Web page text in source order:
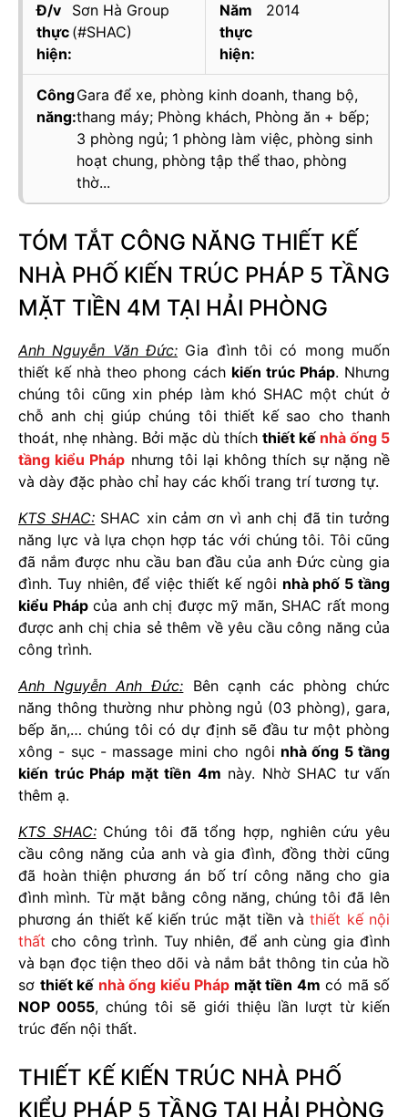
Đ/v
thực
hiện:
Sơn Hà Group
(#SHAC)
Năm
thực
hiện:
2014
Công
năng:
Gara để xe, phòng kinh doanh, thang bộ,
thang máy; Phòng khách, Phòng ăn + bếp;
3 phòng ngủ; 1 phòng làm việc, phòng sinh
hoạt chung, phòng tập thể thao, phòng
thờ...
TÓM TẮT CÔNG NĂNG THIẾT KẾ
NHÀ PHỐ KIẾN TRÚC PHÁP 5 TẦNG
MẶT TIỀN 4M TẠI HẢI PHÒNG
Anh Nguyễn Văn Đức: Gia đình tôi có mong muốn
thiết kế nhà theo phong cách kiến trúc Pháp. Nhưng
chúng tôi cũng xin phép làm khó SHAC một chút ở
chỗ anh chị giúp chúng tôi thiết kế sao cho thanh
thoát, nhẹ nhàng. Bởi mặc dù thích thiết kế nhà ống 5
tầng kiểu Pháp nhưng tôi lại không thích sự nặng nề
và dày đặc phào chỉ hay các khối trang trí tương tự.
KTS SHAC: SHAC xin cảm ơn vì anh chị đã tin tưởng
năng lực và lựa chọn hợp tác với chúng tôi. Tôi cũng
đã nắm được nhu cầu ban đầu của anh Đức cùng gia
đình. Tuy nhiên, để việc thiết kế ngôi nhà phố 5 tầng
kiểu Phápcủa anh chị được mỹ mãn, SHAC rất mong
được anh chị chia sẻ thêm về yêu cầu công năng của
công trình.
Anh Nguyễn Anh Đức: Bên cạnh các phòng chức
năng thông thường như phòng ngủ (03 phòng), gara,
bếp ăn,… chúng tôi có dự định sẽ đầu tư một phòng
xông - sục - massage mini cho ngôi nhà ống 5 tầng
kiến trúc Pháp mặt tiền 4m này. Nhờ SHAC tư vấn
thêm ạ.
KTS SHAC:Chúng tôi đã tổng hợp, nghiên cứu yêu
cầu công năng của anh và gia đình, đồng thời cũng
đã hoàn thiện phương án bố trí công năng cho gia
đình mình. Từ mặt bằng công năng, chúng tôi đã lên
phương án thiết kế kiến trúc mặt tiền vàthiết kế nội
thất cho công trình. Tuy nhiên, để anh cùng gia đình
và bạn đọc tiện theo dõi và nắm bắt thông tin của hồ
sơ thiết kế nhà ống kiểu Pháp mặt tiền 4m có mã số
NOP 0055, chúng tôi sẽ giới thiệu lần lượt từ kiến
trúc đến nội thất.
THIẾT KẾ KIẾN TRÚC NHÀ PHỐ
KIỂU PHÁP 5 TẦNG TẠI HẢI PHÒNG